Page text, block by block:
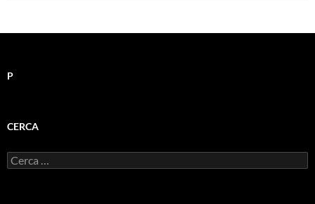
P
CERCA
Ricerca
per: